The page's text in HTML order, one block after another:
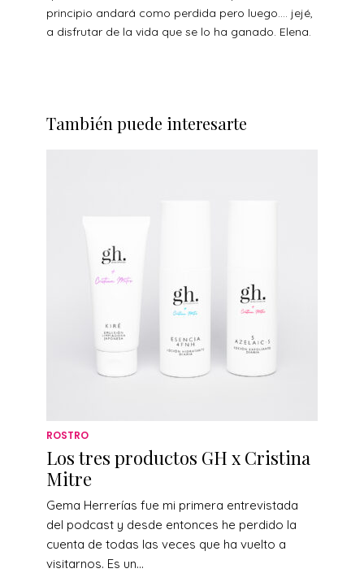
principio andará como perdida pero luego…. jejé,
a disfrutar de la vida que se lo ha ganado. Elena.
También puede interesarte
ROSTRO
Los tres productos GH x Cristina
Mitre
Gema Herrerías fue mi primera entrevistada
del podcast y desde entonces he perdido la
cuenta de todas las veces que ha vuelto a
visitarnos. Es un...